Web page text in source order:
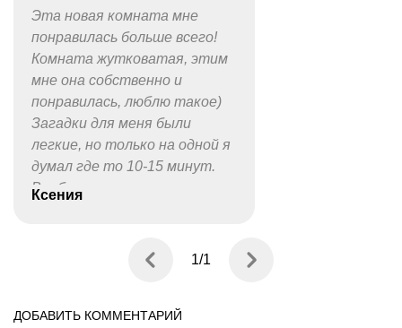
Эта новая комната мне
понравилась больше всего!
Комната жутковатая, этим
мне она собственно и
понравилась, люблю такое)
Загадки для меня были
легкие, но только на одной я
думал где то 10-15 минут.
Вообще все ваши квесты
Ксения
1/1
ДОБАВИТЬ КОММЕНТАРИЙ